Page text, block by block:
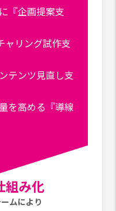
『企画提案支
ャリング試作支
テンツ見直し支
を高める『導線
組み化
ムにより